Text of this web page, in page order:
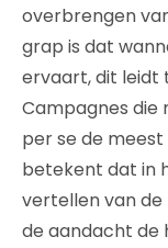
overbrengen
grap is dat
ervaart, dit leidt
Campagnes die
per se de
betekent dat in
vertellen van
de aandacht de